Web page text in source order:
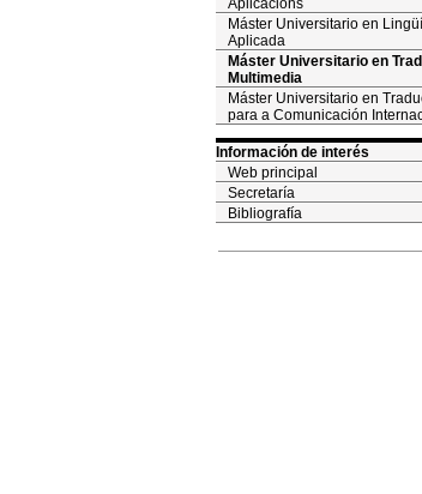
Aplicacións
Máster Universitario en
Aplicada
Máster Universitario en
Multimedia
Máster Universitario en
para a Comunicación
Información de interés
Web principal
Secretaría
Bibliografía